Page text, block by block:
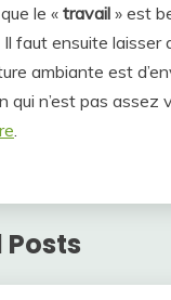
le «travail » est
Il faut ensuite
ambiante est
qui n’est pas assez
Posts